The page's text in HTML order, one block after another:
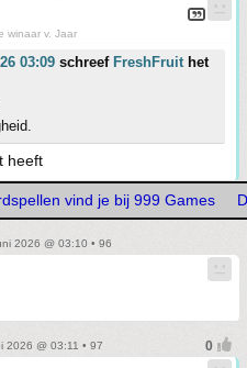
winaar v. Jaar
03:09 schreef FreshFruit het
heeft
vind je bij 999 Games
2026 @ 03:10 • 96
2026 @ 03:11 • 97